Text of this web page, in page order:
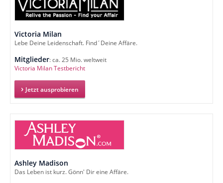
Victoria Milan
Lebe Deine Leidenschaft. Find´Deine Affäre.
Mitglieder: ca. 25 Mio. weltweit
Victoria Milan Testbericht
Jetzt ausprobieren
Ashley Madison
Das Leben ist kurz. Gönn' Dir eine Affäre.